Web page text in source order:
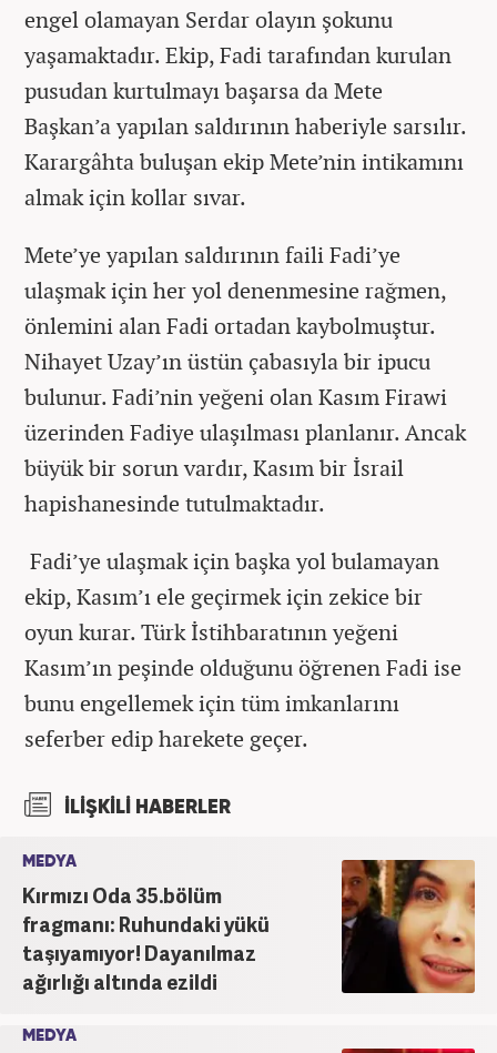
engel olamayan Serdar olayın şokunu
yaşamaktadır. Ekip, Fadi tarafından kurulan
pusudan kurtulmayı başarsa da Mete
Başkan’a yapılan saldırının haberiyle sarsılır.
Karargâhta buluşan ekip Mete’nin intikamını
almak için kollar sıvar.
Mete’ye yapılan saldırının faili Fadi’ye
ulaşmak için her yol denenmesine rağmen,
önlemini alan Fadi ortadan kaybolmuştur.
Nihayet Uzay’ın üstün çabasıyla bir ipucu
bulunur. Fadi’nin yeğeni olan Kasım Firawi
üzerinden Fadiye ulaşılması planlanır. Ancak
büyük bir sorun vardır, Kasım bir İsrail
hapishanesinde tutulmaktadır.
Fadi’ye ulaşmak için başka yol bulamayan
ekip, Kasım’ı ele geçirmek için zekice bir
oyun kurar. Türk İstihbaratının yeğeni
Kasım’ın peşinde olduğunu öğrenen Fadi ise
bunu engellemek için tüm imkanlarını
seferber edip harekete geçer.
İLİŞKİLİ HABERLER
MEDYA
Kırmızı Oda 35.bölüm
fragmanı: Ruhundaki yükü
taşıyamıyor! Dayanılmaz
ağırlığı altında ezildi
MEDYA